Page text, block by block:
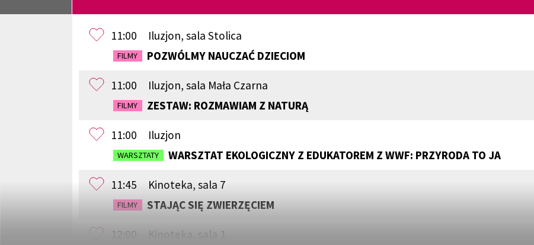
11:00 Iluzjon, sala Stolica
FILMY POZWÓLMY NAUCZAĆ DZIECIOM
11:00 Iluzjon, sala Mała Czarna
FILMY ZESTAW: ROZMAWIAM Z NATURĄ
11:00 Iluzjon
WARSZTATY WARSZTAT EKOLOGICZNY Z EDUKATOREM Z WWF: PRZYRODA TO JA
11:45 Kinoteka, sala 7
FILMY STAJĄC SIĘ ZWIERZĘCIEM
12:00 Kinoteka, sala 1